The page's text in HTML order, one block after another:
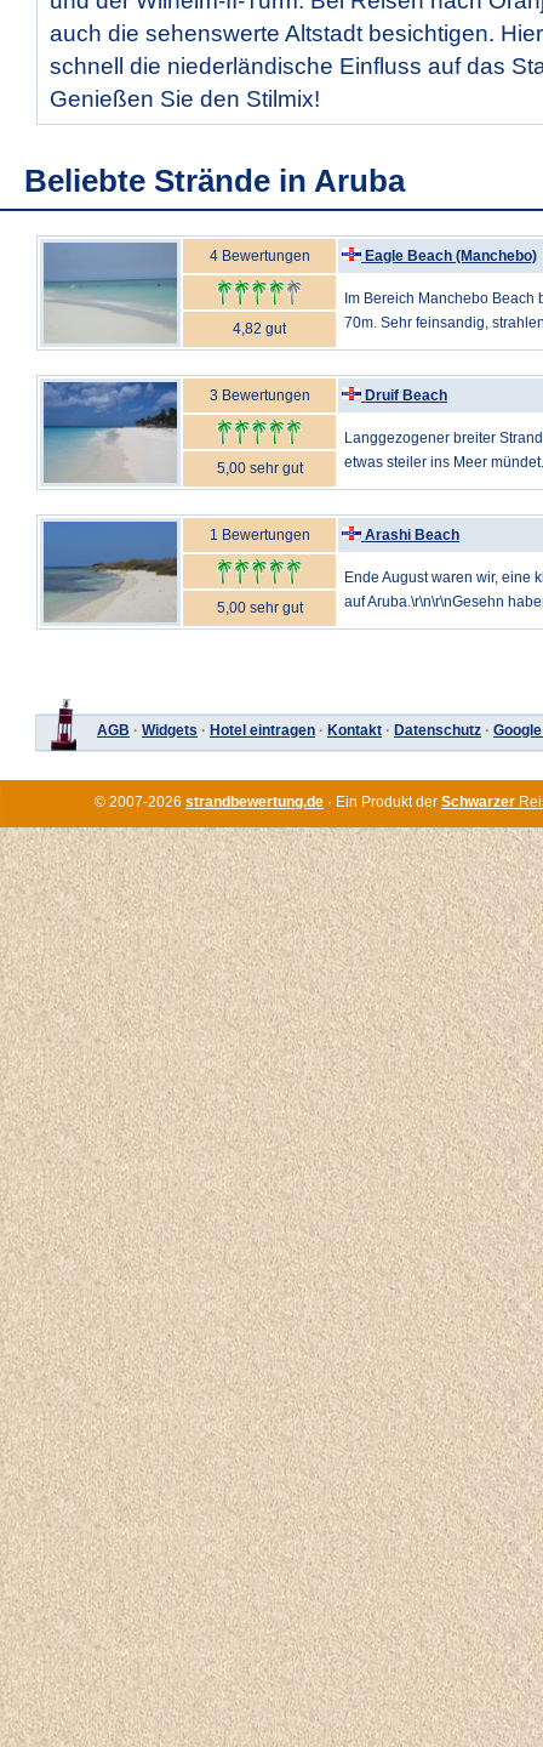
auch die sehenswerte Altstadt besichtigen.
schnell die niederländische Einfluss auf das
Genießen Sie den Stilmix!
Beliebte Strände in Aruba
4 Bewertungen Eagle Beach (Manchebo)
Im Bereich Manchebo Beach
70m. Sehr feinsandig,
4,82 gut
3 Bewertungen Druif Beach
Langgezogener breiter
etwas steiler ins Meer
5,00 sehr gut
1 Bewertungen Arashi Beach
Ende August waren wir, eine
auf Aruba.\r\n\r\nGesehn
5,00 sehr gut
AGB · Widgets · Hotel eintragen · Kontakt · Datenschutz ·
© 2007-2026 strandbewertung.de · Ein Produkt der Schwarzer